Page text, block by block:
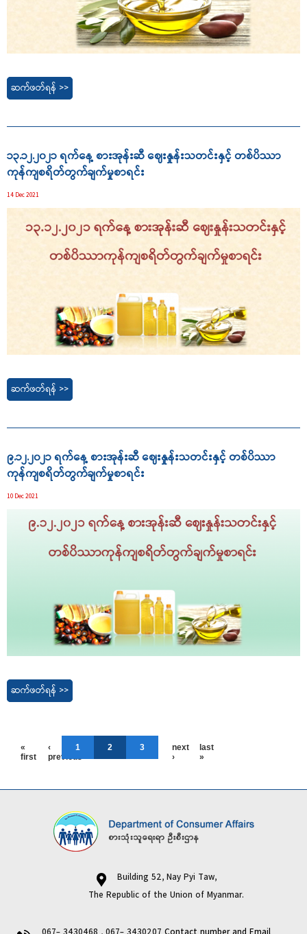
ဆက်ဖတ်ရန် >>
၁၃.၁၂.၂၀၂၁ ရက်နေ့ စားအုန်းဆီ ဈေးနှုန်းသတင်းနှင့် တစ်ပိဿာ
ကုန်ကျစရိတ်တွက်ချက်မှုစာရင်း
14 Dec 2021
ဆက်ဖတ်ရန် >>
၉.၁၂.၂၀၂၁ ရက်နေ့ စားအုန်းဆီ ဈေးနှုန်းသတင်းနှင့် တစ်ပိဿာ
ကုန်ကျစရိတ်တွက်ချက်မှုစာရင်း
10 Dec 2021
ဆက်ဖတ်ရန် >>
«
first
‹
previous
1 2 3
next
›
last
»
Building 52, Nay Pyi Taw,
The Republic of the Union of Myanmar.